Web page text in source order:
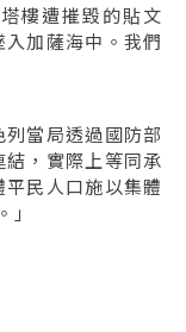
樓遭摧毀的貼文
加薩海中。我們
當局透過國防部
，實際上等同承
民人口施以集體